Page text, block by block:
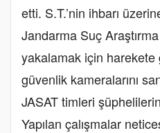
etti. S.T.’nin ihbarı
Jandarma Suç
yakalamak için harekete
güvenlik kameralarını
JASAT timleri
Yapılan çalışmalar